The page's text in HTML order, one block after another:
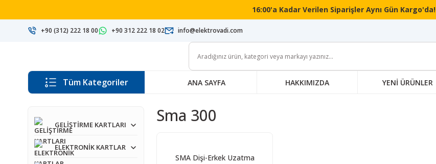
16:00'a Kadar Verilen Siparişler Aynı Gün Kargo'da!
+90 (312) 222 18 00 +90 312 222 18 02 info@elektrovadi.com
Tüm Kategoriler ANA SAYFA HAKKIMIZDA YENİ ÜRÜNLER
GELİŞTİRME KARTLARI
ELEKTRONİK KARTLAR
Sma 300
SMA Dişi-Erkek Uzatma